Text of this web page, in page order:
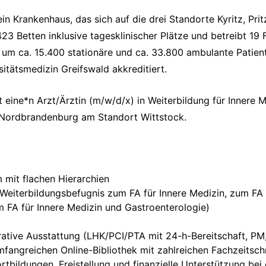
Krankenhaus, das sich auf die drei Standorte Kyritz,
Betten inklusive tagesklinischer Plätze und betreibt 19
ca. 15.400 stationäre und ca. 33.800 ambulante
Greifswald akkreditiert.
eine*n Arzt/Ärztin (m/w/d/x) in Weiterbildung für Innere
am Standort Wittstock.
mit flachen Hierarchien
zum FA für Innere Medizin, zum
FA für Innere Medizin und Gastroenterologie)
Ausstattung (LHK/PCI/PTA mit 24-h-Bereitschaft, PM,
Online-Bibliothek mit zahlreichen